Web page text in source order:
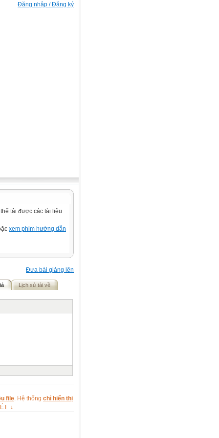
Đăng nhập / Đăng ký
tải được các tài liệu
xem phim hướng dẫn
Đưa bài giảng lên
Lịch sử tải về
file . Hệ thống chỉ hiển thị
↓